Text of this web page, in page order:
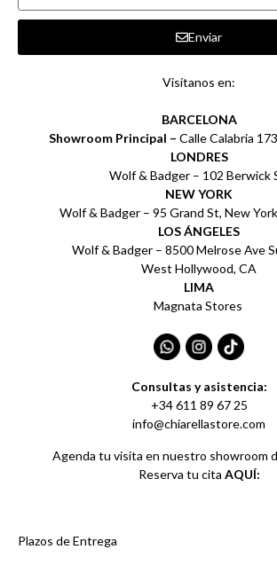
Enviar
Visítanos en:
BARCELONA
Showroom Principal – Calle Calabria
LONDRES
Wolf & Badger – 102 Berwick
NEW YORK
Wolf & Badger – 95 Grand St, New
LOS ÁNGELES
Wolf & Badger – 8500 Melrose Ave
West Hollywood, CA
LIMA
Magnata Stores
Consultas y asistencia:
+34 611 89 67 25
info@chiarellastore.com
Agenda tu visita en nuestro showroom
Reserva tu cita AQUÍ:
Plazos de Entrega